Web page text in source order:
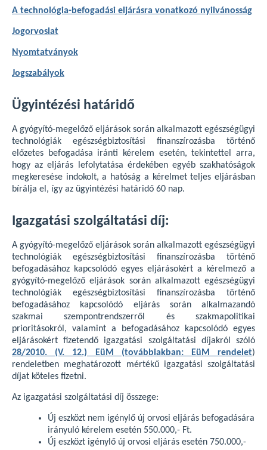
A technológia-befogadási eljárásra vonatkozó nyilvánosság
Jogorvoslat
Nyomtatványok
Jogszabályok
Ügyintézési határidő
A gyógyító-megelőző eljárások során alkalmazott egészségügyi
technológiák egészségbiztosítási finanszírozásba történő
előzetes befogadása iránti kérelem esetén, tekintettel arra,
hogy az eljárás lefolytatása érdekében egyéb szakhatóságok
megkeresése indokolt, a hatóság a kérelmet teljes eljárásban
bírálja el, így az ügyintézési határidő 60 nap.
Igazgatási szolgáltatási díj:
A gyógyító-megelőző eljárások során alkalmazott egészségügyi
technológiák egészségbiztosítási finanszírozásba történő
befogadásához kapcsolódó egyes eljárásokért a kérelmező a
gyógyító-megelőző eljárások során alkalmazott egészségügyi
technológiák egészségbiztosítási finanszírozásba történő
befogadásához kapcsolódó eljárás során alkalmazandó
szakmai szempontrendszerről és szakmapolitikai
prioritásokról, valamint a befogadásához kapcsolódó egyes
eljárásokért fizetendő igazgatási szolgáltatási díjakról szóló
28/2010. (V. 12.) EüM (továbbiakban: EüM rendelet)
rendeletben meghatározott mértékű igazgatási szolgáltatási
díjat köteles fizetni.
Az igazgatási szolgáltatási díj összege:
Új eszközt nem igénylő új orvosi eljárás befogadására
irányuló kérelem esetén 550.000,- Ft.
Új eszközt igénylő új orvosi eljárás esetén 750.000,-